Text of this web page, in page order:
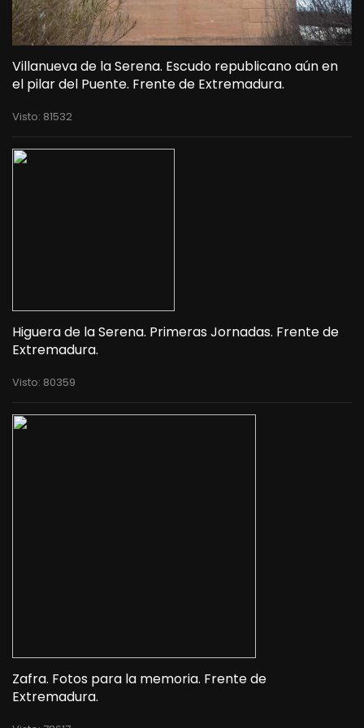
Villanueva de la Serena. Escudo republicano aún en
el pilar del Puente. Frente de Extremadura.
Visto: 81532
Higuera de la Serena. Primeras Jornadas. Frente de
Extremadura.
Visto: 80359
Zafra. Fotos para la memoria. Frente de
Extremadura.